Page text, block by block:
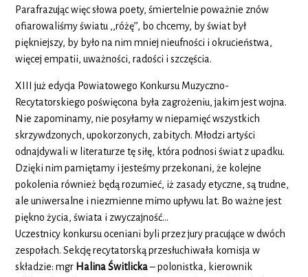
Parafrazując więc słowa poety, śmiertelnie poważnie znów
ofiarowaliśmy światu ,,różę’’, bo chcemy, by świat był
piękniejszy, by było na nim mniej nieufności i okrucieństwa,
więcej empatii, uważności, radości i szczęścia.
XIII już edycja Powiatowego Konkursu Muzyczno-
Recytatorskiego poświęcona była zagrożeniu, jakim jest wojna.
Nie zapominamy, nie posyłamy w niepamięć wszystkich
skrzywdzonych, upokorzonych, zabitych. Młodzi artyści
odnajdywali w literaturze tę siłę, która podnosi świat z upadku.
Dzięki nim pamiętamy i jesteśmy przekonani, że kolejne
pokolenia również będą rozumieć, iż zasady etyczne, są trudne,
ale uniwersalne i niezmienne mimo upływu lat. Bo ważne jest
piękno życia, świata i zwyczajność…
Uczestnicy konkursu oceniani byli przez jury pracujące w dwóch
zespołach. Sekcję recytatorską przesłuchiwała komisja w
składzie: mgr Halina Świtlicka– polonistka, kierownik